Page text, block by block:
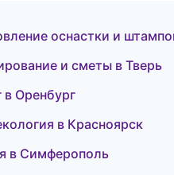
оснастки и
и сметы в Тверь
в Оренбург
в Красноярск
в Симферополь